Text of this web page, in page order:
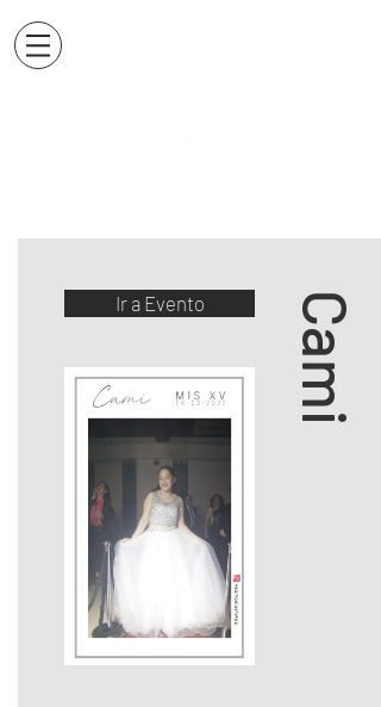
Ir a Evento Cami